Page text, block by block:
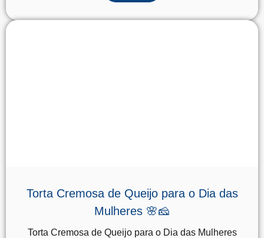
Torta Cremosa de Queijo para o Dia das
Mulheres 🌸🧀
Torta Cremosa de Queijo para o Dia das Mulheres